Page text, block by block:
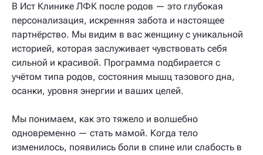
В Ист Клинике ЛФК после родов — это глубокая
персонализация, искренняя забота и настоящее
партнёрство. Мы видим в вас женщину с уникальной
историей, которая заслуживает чувствовать себя
сильной и красивой. Программа подбирается с
учётом типа родов, состояния мышц тазового дна,
осанки, уровня энергии и ваших целей.
Мы понимаем, как это тяжело и волшебно
одновременно — стать мамой. Когда тело
изменилось, появились боли в спине или слабость в